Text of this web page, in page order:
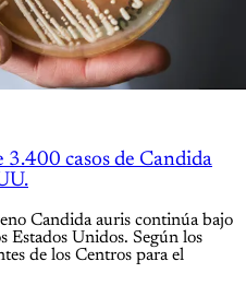
casos de Candida
Candida auris continúa bajo
Estados Unidos. Según los
de los Centros para el